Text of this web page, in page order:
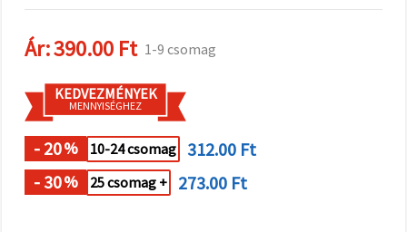
Beállításokban
preferenciáit
az adott
típusú sütik
kiválasztásával
"Mentés"
gombra
kattintva.
Ár:390.00 Ft 1-9 csomag
KEDVEZMÉNYEK
MENNYISÉGHEZ
- 20% 10-24 csomag
312.00 Ft
- 30% 25 csomag + 273.00 Ft